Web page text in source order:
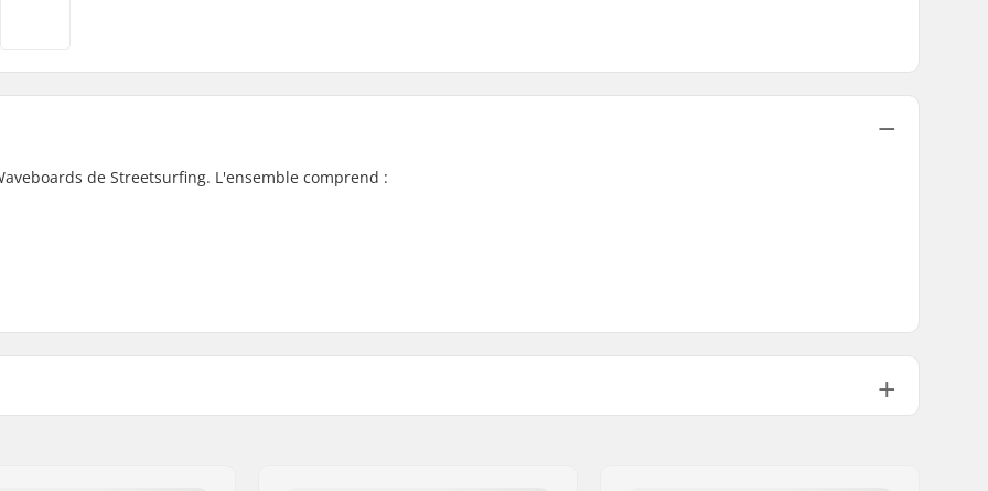
de Streetsurfing. L'ensemble comprend :